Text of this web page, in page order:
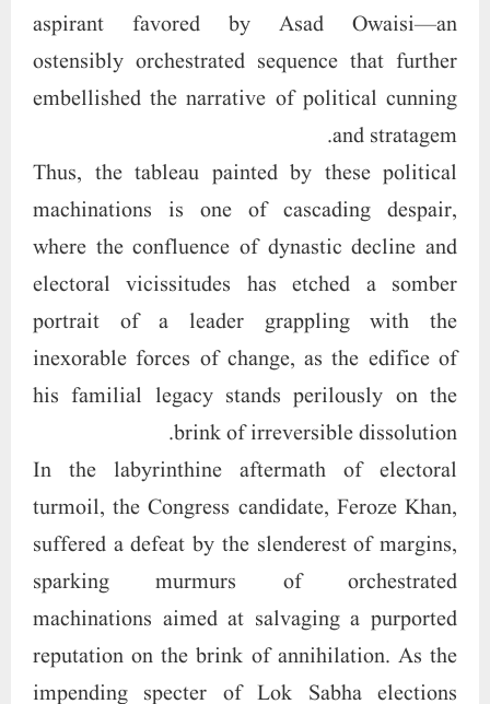
aspirant favored by Asad Owaisi—an
ostensibly orchestrated sequence that further
embellished the narrative of political cunning
and stratagem.
Thus, the tableau painted by these political
machinations is one of cascading despair,
where the confluence of dynastic decline and
electoral vicissitudes has etched a somber
portrait of a leader grappling with the
inexorable forces of change, as the edifice of
his familial legacy stands perilously on the
brink of irreversible dissolution.
In the labyrinthine aftermath of electoral
turmoil, the Congress candidate, Feroze Khan,
suffered a defeat by the slenderest of margins,
sparking murmurs of orchestrated
machinations aimed at salvaging a purported
reputation on the brink of annihilation. As the
impending specter of Lok Sabha elections